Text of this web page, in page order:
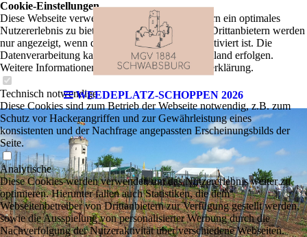
WEEDEPLATZ-SCHOPPEN 2026
Cookie-Einstellungen
Diese Webseite verwendet Cookies, um Besuchern ein optimales
Nutzererlebnis zu bieten. Bestimmte Inhalte von Drittanbietern werden
nur angezeigt, wenn die entsprechende Option aktiviert ist. Die
Datenverarbeitung kann dann auch in einem Drittland erfolgen.
Weitere Informationen hierzu in der Datenschutzerklärung.
Technisch notwendige
Diese Cookies sind zum Betrieb der Webseite notwendig, z.B. zum
Schutz vor Hackerangriffen und zur Gewährleistung eines
konsistenten und der Nachfrage angepassten Erscheinungsbilds der
Seite.
Analytische
Diese Cookies werden verwendet, um das Nutzererlebnis weiter zu
optimieren. Hierunter fallen auch Statistiken, die dem
Webseitenbetreiber von Drittanbietern zur Verfügung gestellt werden,
sowie die Ausspielung von personalisierter Werbung durch die
Nachverfolgung der Nutzeraktivität über verschiedene Webseiten.